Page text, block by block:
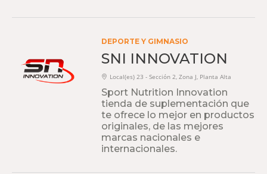
DEPORTE Y GIMNASIO
SNI INNOVATION
Local(es) 23 - Sección 2, Zona J, Planta Alta
Sport Nutrition Innovation
tienda de suplementación que
te ofrece lo mejor en productos
originales, de las mejores
marcas nacionales e
internacionales.